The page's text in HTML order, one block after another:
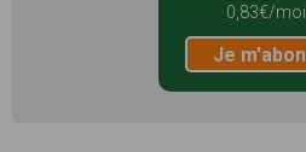
0,83€/
Je